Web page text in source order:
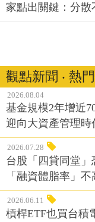
家點出關鍵：分散
觀點新聞 ‧ 熱
2026.08.04
基金規模2年增近
迎向大資產管理時
2026.07.28
台股「四貸同堂
「融資體脂率」不
2026.06.11
槓桿ETF也買台積